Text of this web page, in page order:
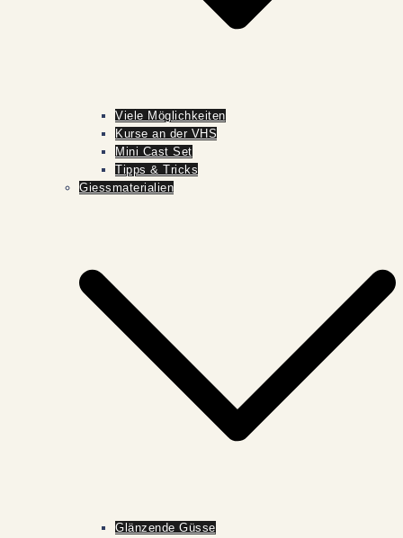
Viele Möglichkeiten
Kurse an der VHS
Mini Cast Set
Tipps & Tricks
Giessmaterialien
Glänzende Güsse